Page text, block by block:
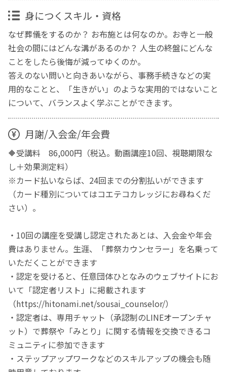
身につくスキル・資格
なぜ葬儀をするのか？ お布施とは何なのか。お寺と一般
社会の間にはどんな溝があるのか？ 人生の終盤にどんな
ことをしたら後悔が減ってゆくのか。
答えのない問いと向きあいながら、事務手続きなどの実
用的なことと、「生きがい」のような実用的ではないこと
について、バランスよく学ぶことができます。
月謝/入会金/年会費
🔶受講料 86,000円（税込。動画講座10回、視聴期限な
し＋効果測定料）
※カード払いならば、24回までの分割払いができます
（カード種別についてはコエテコカレッジにお尋ねくだ
さい）。
・10回の講座を受講し認定されたあとは、入会金や年会
費はありません。生涯、「葬祭カウンセラー」を名乗って
いただくことができます
・認定を受けると、任意団体ひとなみのウェブサイトにお
いて「認定者リスト」に掲載されます
（https://hitonami.net/sousai_counselor/）
・認定者は、専用チャット（承認制のLINEオープンチャ
ット）で葬祭や「みとり」に関する情報を交換できるコ
ミュニティに参加できます
・ステップアップワークなどのスキルアップの機会も随